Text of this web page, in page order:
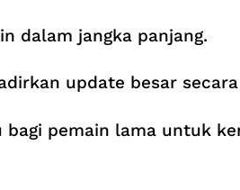
dalam jangka panjang.
update besar
pemain lama untuk